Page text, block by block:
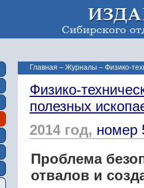
Главная – Журналы – Физико-
Физико-
полезных
2014 год, номер
Проблема
отвалов и